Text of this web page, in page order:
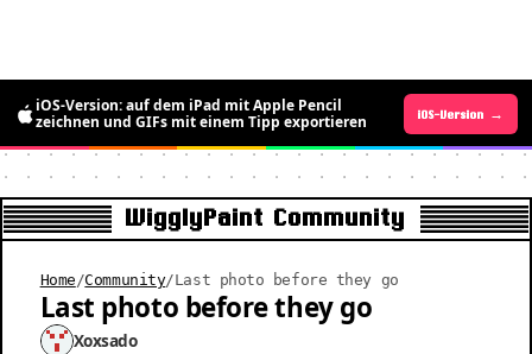
Die Android-Version ist da: für kurze Zeit
kostenlos bewegte Pixel-Art zeichnen
Android-Version →
iOS-Version: auf dem iPad mit Apple Pencil
zeichnen und GIFs mit einem Tipp exportieren
iOS-Version →
WigglyPaint Community
Home /Community/Last photo before they go
Last photo before they go
Xoxsado